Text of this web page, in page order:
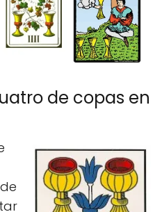
de copas en